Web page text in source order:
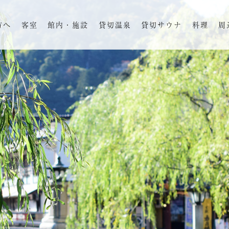
へ 客室 館内・施設 貸切温泉 貸切サウナ 料理 周